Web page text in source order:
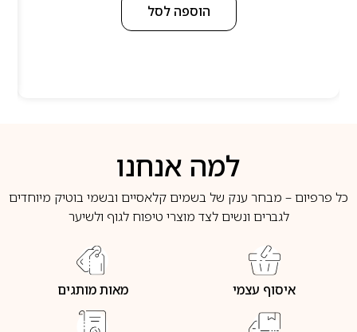
הוספה לסל
למה אנחנו
כל פרפיום – מבחר ענק של בשמים קלאסיים ובשמי בוטיק מיוחדים
לגברים ונשים לצד מוצרי טיפוח לגוף ולשיער
איסוף עצמי מאות מותגים